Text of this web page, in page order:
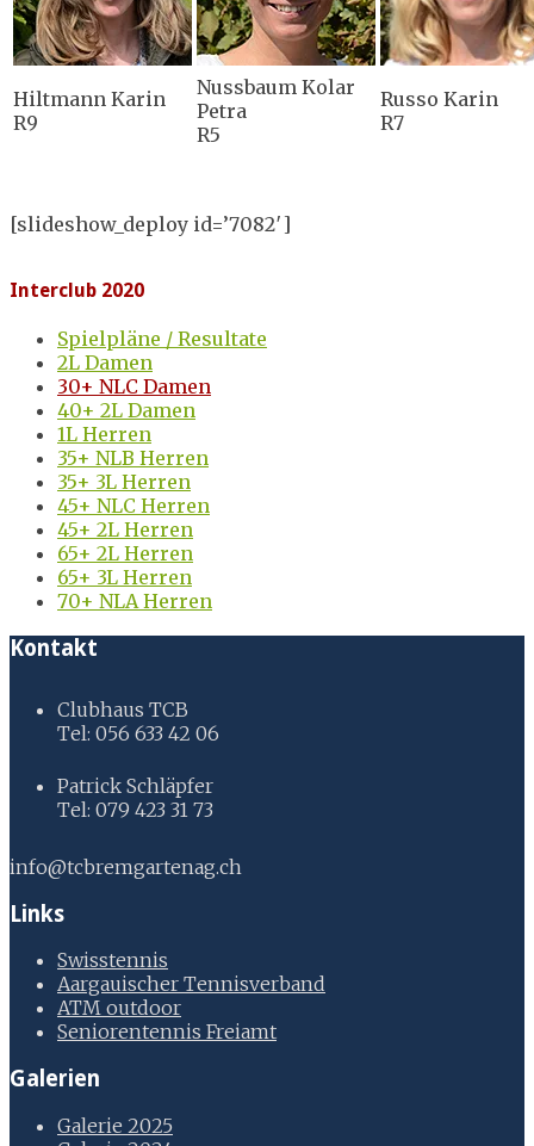
Hiltmann Karin
R9
Nussbaum Kolar
Petra
R5
Russo Karin
R7
[slideshow_deploy id=’7082′]
Interclub 2020
Spielpläne / Resultate
2L Damen
30+ NLC Damen
40+ 2L Damen
1L Herren
35+ NLB Herren
35+ 3L Herren
45+ NLC Herren
45+ 2L Herren
65+ 2L Herren
65+ 3L Herren
70+ NLA Herren
Kontakt
Clubhaus TCB
Tel: 056 633 42 06
Patrick Schläpfer
Tel: 079 423 31 73
info@tcbremgartenag.ch
Links
Swisstennis
Aargauischer Tennisverband
ATM outdoor
Seniorentennis Freiamt
Galerien
Galerie 2025